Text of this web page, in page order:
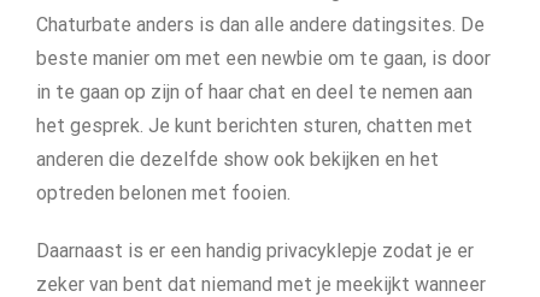
Chaturbate anders is dan alle andere datingsites. De
beste manier om met een newbie om te gaan, is door
in te gaan op zijn of haar chat en deel te nemen aan
het gesprek. Je kunt berichten sturen, chatten met
anderen die dezelfde show ook bekijken en het
optreden belonen met fooien.
Daarnaast is er een handig privacyklepje zodat je er
zeker van bent dat niemand met je meekijkt wanneer